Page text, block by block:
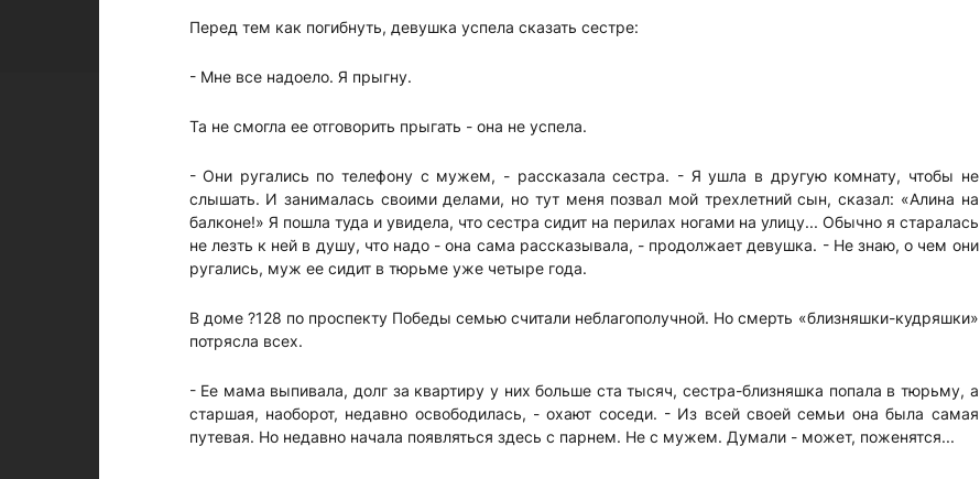
Перед тем как погибнуть, девушка успела сказать сестре:
- Мне все надоело. Я прыгну.
Та не смогла ее отговорить прыгать - она не успела.
- Они ругались по телефону с мужем, - рассказала сестра. - Я ушла в другую комнату, чтобы не
слышать. И занималась своими делами, но тут меня позвал мой трехлетний сын, сказал: «Алина на
балконе!» Я пошла туда и увидела, что сестра сидит на перилах ногами на улицу... Обычно я старалась
не лезть к ней в душу, что надо - она сама рассказывала, - продолжает девушка. - Не знаю, о чем они
ругались, муж ее сидит в тюрьме уже четыре года.
В доме ?128 по проспекту Победы семью считали неблагополучной. Но смерть «близняшки-кудряшки»
потрясла всех.
- Ее мама выпивала, долг за квартиру у них больше ста тысяч, сестра-близняшка попала в тюрьму, а
старшая, наоборот, недавно освободилась, - охают соседи. - Из всей своей семьи она была самая
путевая. Но недавно начала появляться здесь с парнем. Не с мужем. Думали - может, поженятся...